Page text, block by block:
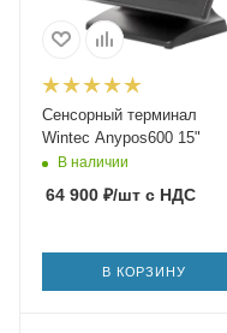
Сенсорный терминал
Wintec Anypos600 15"
В наличии
64 900 ₽/шт с НДС
В КОРЗИНУ